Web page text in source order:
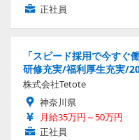
正社員
「スピード採用で今す
研修充実/福利厚生充実/
株式会社Tetote
神奈川県
月給35万円～50万円
正社員